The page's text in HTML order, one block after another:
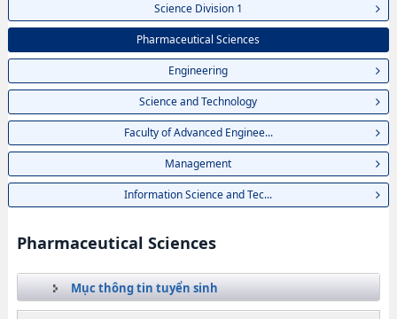
Science Division 1
Pharmaceutical Sciences
Engineering
Science and Technology
Faculty of Advanced Enginee...
Management
Information Science and Tec...
Pharmaceutical Sciences
Mục thông tin tuyển sinh